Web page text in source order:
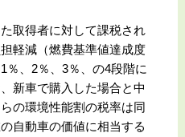
取得者に対して課税され
軽減（燃費基準値達成度
％、2％、3％、の4段階に
新車で購入した場合と中
の環境性能割の税率は同
自動車の価値に相当する